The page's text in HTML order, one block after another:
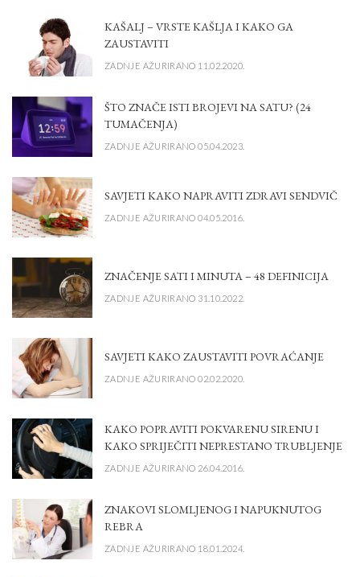
KAŠALJ – VRSTE KAŠLJA I KAKO GA
ZAUSTAVITI
ZADNJE AŽURIRANO 11.02.2020.
ŠTO ZNAČE ISTI BROJEVI NA SATU? (24
TUMAČENJA)
ZADNJE AŽURIRANO 05.04.2023.
SAVJETI KAKO NAPRAVITI ZDRAVI SENDVIČ
ZADNJE AŽURIRANO 04.05.2016.
ZNAČENJE SATI I MINUTA – 48 DEFINICIJA
ZADNJE AŽURIRANO 31.10.2022.
SAVJETI KAKO ZAUSTAVITI POVRAĆANJE
ZADNJE AŽURIRANO 02.02.2020.
KAKO POPRAVITI POKVARENU SIRENU I
KAKO SPRIJEČITI NEPRESTANO TRUBLJENJE
ZADNJE AŽURIRANO 26.04.2016.
ZNAKOVI SLOMLJENOG I NAPUKNUTOG
REBRA
ZADNJE AŽURIRANO 18.01.2024.